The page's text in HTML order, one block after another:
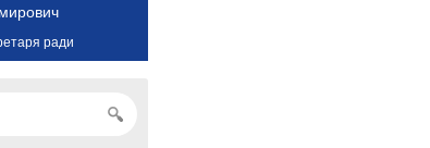
ради